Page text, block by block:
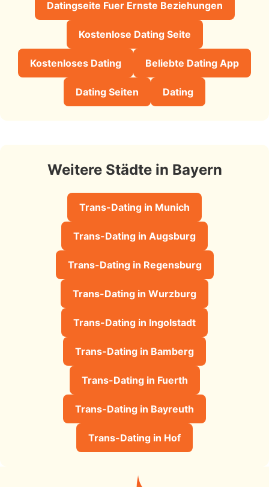
Datingseite Fuer Ernste Beziehungen
Kostenlose Dating Seite
Kostenloses Dating Beliebte Dating App
Dating Seiten Dating
Weitere Städte in Bayern
Trans-Dating in Munich
Trans-Dating in Augsburg
Trans-Dating in Regensburg
Trans-Dating in Wurzburg
Trans-Dating in Ingolstadt
Trans-Dating in Bamberg
Trans-Dating in Fuerth
Trans-Dating in Bayreuth
Trans-Dating in Hof